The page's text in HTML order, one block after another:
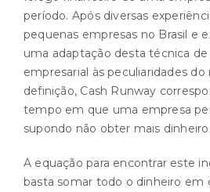
período. Após diversas
pequenas empresas no Brasil e
uma adaptação desta técnica
empresarial às peculiaridades do
definição, Cash Runway
tempo em que uma empresa
supondo não obter mais dinheiro.
A equação para encontrar este
basta somar todo o dinheiro em